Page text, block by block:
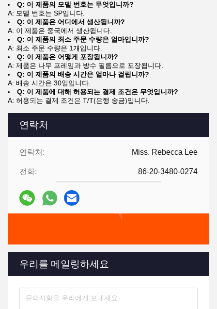
연락처
연락처: Miss. Rebecca Lee
전화: 86-20-3480-0274
우리를 메일링하세요
Q: 이 제품의 모델 번호는 무엇입니까?
A: 모델 번호는 SP입니다.
Q: 이 제품은 어디에서 생산됩니까?
A: 이 제품은 중국에서 생산됩니다.
Q: 이 제품의 최소 주문 수량은 얼마입니까?
A: 최소 주문 수량은 1개입니다.
Q: 이 제품은 어떻게 포장됩니까?
A: 제품은 나무 프레임과 방수 필름으로 포장됩니다.
Q: 이 제품의 배송 시간은 얼마나 걸립니까?
A: 배송 시간은 30일입니다.
Q: 이 제품에 대해 허용되는 결제 조건은 무엇입니까?
A: 허용되는 결제 조건은 T/T(은행 송금)입니다.